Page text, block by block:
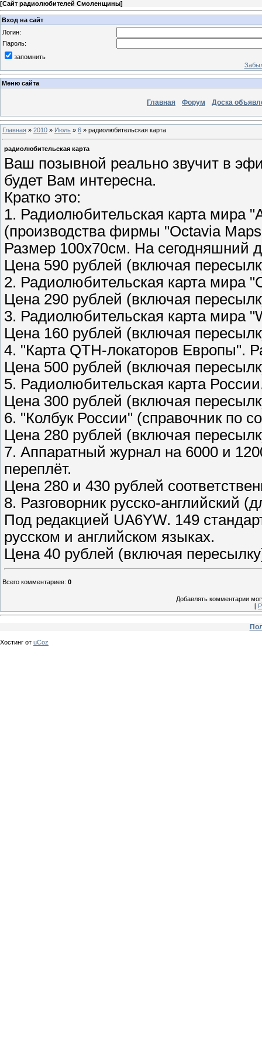
[Сайт радиолюбителей Смоленщины]
Вход на сайт
Логин:
Пароль:
запомнить
Меню сайта
Главная Форум Доска
Главная » 2010 » Июль » 6 » радиолюбительская карта
радиолюбительская карта
Ваш позывной реально звучит в
будет Вам интересна.
Кратко это:
1. Радиолюбительская карта мира
(производства фирмы "Octavia
Размер 100х70см. На сегодняшний
Цена 590 рублей (включая
2. Радиолюбительская карта мира
Цена 290 рублей (включая
3. Радиолюбительская карта мира
Цена 160 рублей (включая
4. "Карта QTH-локаторов Европы".
Цена 500 рублей (включая
5. Радиолюбительская карта
Цена 300 рублей (включая
6. "Колбук России" (справочник по
Цена 280 рублей (включая
7. Аппаратный журнал на 6000 и
переплёт.
Цена 280 и 430 рублей
8. Разговорник русско-английский
Под редакцией UA6YW. 149
русском и английском языках.
Цена 40 рублей (включая
Всего комментариев: 0
Добавлять комментарии
[
Хостинг от uCoz